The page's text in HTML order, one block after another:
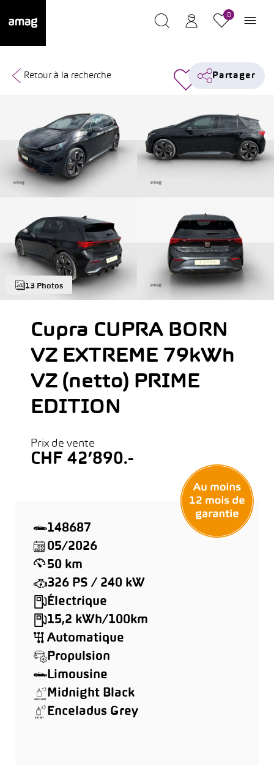
0
13 Photos
Retour à la recherche Partager
Cupra CUPRA BORN
VZ EXTREME 79kWh
VZ (netto) PRIME
EDITION
Prix de vente
CHF 42’890.-
148687
05/2026
50 km
326 PS / 240 kW
Électrique
15,2 kWh/100km
Automatique
Propulsion
Limousine
Midnight Black
Enceladus Grey